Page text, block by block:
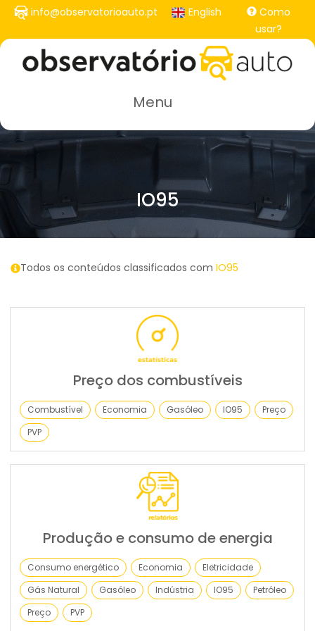
Passar
o
conteúdo
principal
info@observatorioauto.pt English
Como
usar?
Menu
IO95
Todos os conteúdos classificados com IO95
Preço dos combustíveis
Combustível Economia Gasóleo IO95
Preço
PVP
Produção e consumo de energia
Consumo energético Economia
Eletricidade
Gás Natural
Gasóleo Indústria IO95
Petróleo
Preço
PVP